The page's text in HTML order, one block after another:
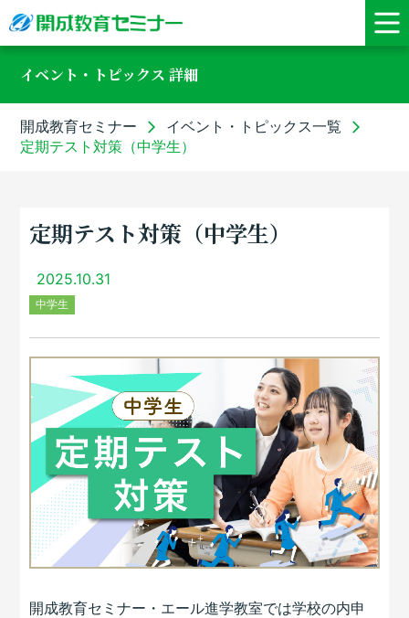
イベント・トピックス 詳細
開成教育セミナー
イベント・トピックス一覧
定期テスト対策（中学生）
定期テスト対策（中学生）
2025.10.31
中学生
開成教育セミナー・エール進学教室では学校の内申